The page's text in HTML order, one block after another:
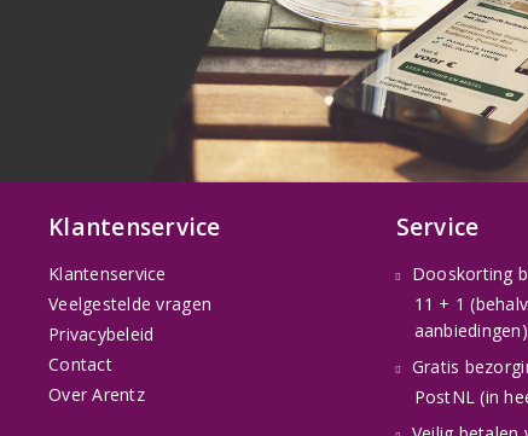
Klantenservice
Klantenservice
Veelgestelde vragen
Privacybeleid
Contact
Over Arentz
Service
Dooskorting
11 + 1
aanbiedingen)
Gratis
PostNL (in